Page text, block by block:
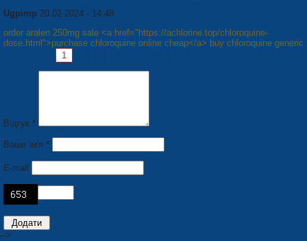
Ugpimp 20.02.2024 - 14:48
order aralen 250mg sale <a href="https://achlorine.top/chloroquine-
dose.html">purchase chloroquine online cheap</a> buy chloroquine generic
1
Відгук *
Ваше ім'я *
E-mail
-->